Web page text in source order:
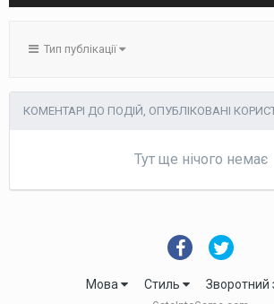
Тип публікації
КОМЕНТАРІ ДО ПОДІЙ, ОПУБЛІКОВАНІ
Тут ще нічого немає
Мова Стиль Зворотний